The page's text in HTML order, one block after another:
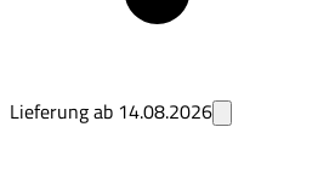
Lieferung ab 14.08.2026